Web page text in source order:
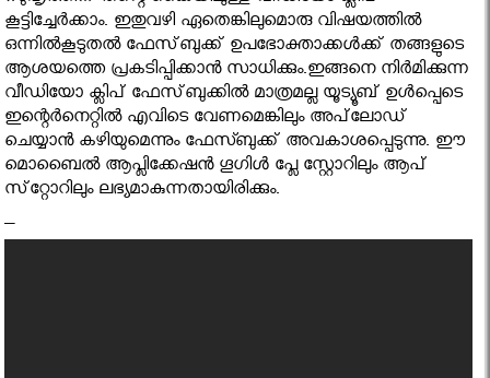
കൂട്ടിച്ചേര്‍ക്കാം. ഇതുവഴി ഏതെങ്കിലുമൊരു വിഷയത്തില്‍
ഒന്നില്‍കൂടുതല്‍ ഫേസ്‌ബുക്ക്‌ ഉപഭോക്താക്കൾക്ക് തങ്ങളുടെ
ആശയത്തെ പ്രകടിപ്പിക്കാൻ സാധിക്കും.ഇങ്ങനെ നിര്‍മിക്കുന്ന
വീഡിയോ ക്ലിപ്‌ ഫേസ്‌ബുക്കില്‍ മാത്രമല്ല യൂട്യൂബ്‌ ഉള്‍പ്പെടെ
ഇന്റെര്‍നെറ്റില്‍ എവിടെ വേണമെങ്കിലും അപ്‌ലോഡ്‌
ചെയ്യാൻ കഴിയുമെന്നും ഫേസ്ബുക്ക് അവകാശപ്പെടുന്നു. ഈ
മൊബൈൽ ആപ്ലിക്കേഷൻ ഗൂഗിൾ പ്ലേ സ്റ്റോറിലും ആപ്‌
സ്‌റ്റോറിലും ലഭ്യമാകുന്നതായിരിക്കും.
–